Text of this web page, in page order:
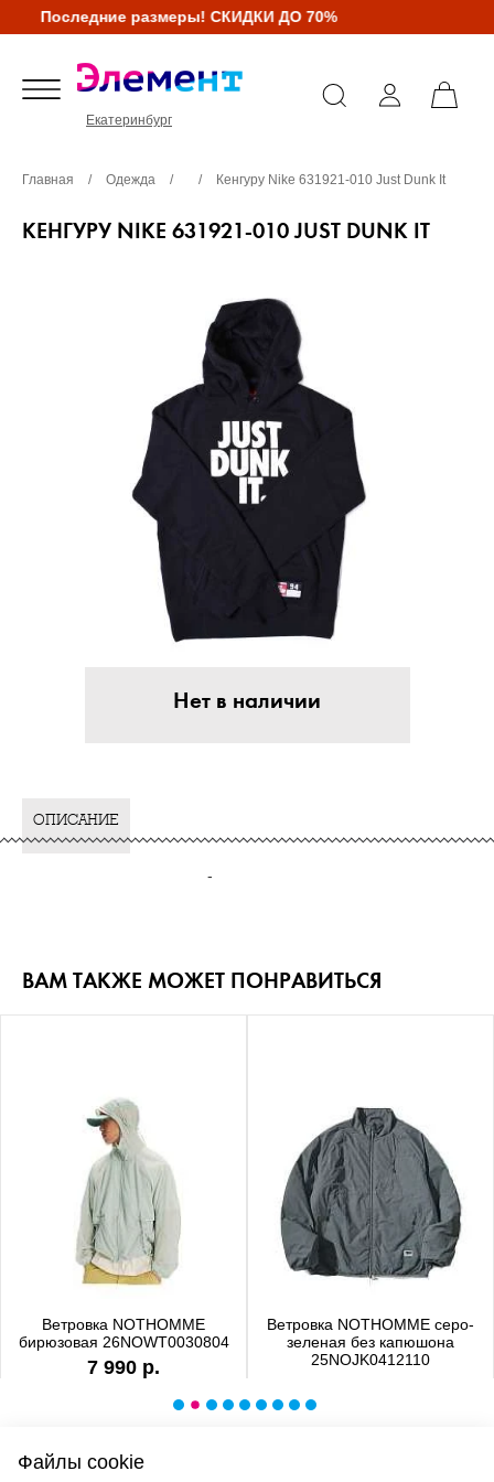
Последние размеры! СКИДКИ ДО 70%
Екатеринбург
Главная / Одежда / / Кенгуру Nike 631921-010 Just Dunk It
КЕНГУРУ NIKE 631921-010 JUST DUNK IT
Нет в наличии
ОПИСАНИЕ
-
ВАМ ТАКЖЕ МОЖЕТ ПОНРАВИТЬСЯ
Ветровка NOTHOMME
бирюзовая 26NOWT0030804
7 990 р.
Ветровка NOTHOMME серо-
зеленая без капюшона
25NOJK0412110
Файлы cookie